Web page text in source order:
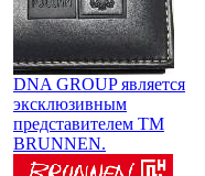
DNA GROUP является
эксклюзивным
представителем TM
BRUNNEN.